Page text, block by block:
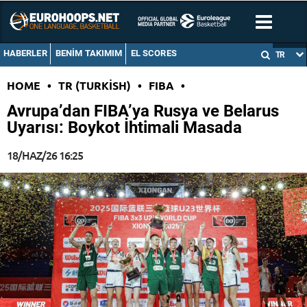
HABERLER BENIM TAKIMIM EL SCORES TR
HOME • TR (TURKISH) • FIBA •
Avrupa’dan FIBA’ya Rusya ve Belarus
Uyarısı: Boykot İhtimali Masada
18/HAZ/26 16:25